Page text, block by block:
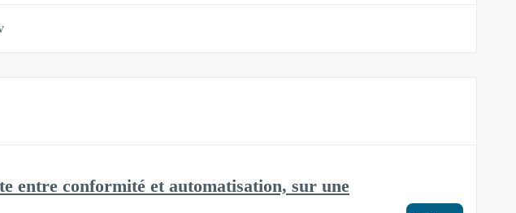
entre conformité et automatisation, sur une